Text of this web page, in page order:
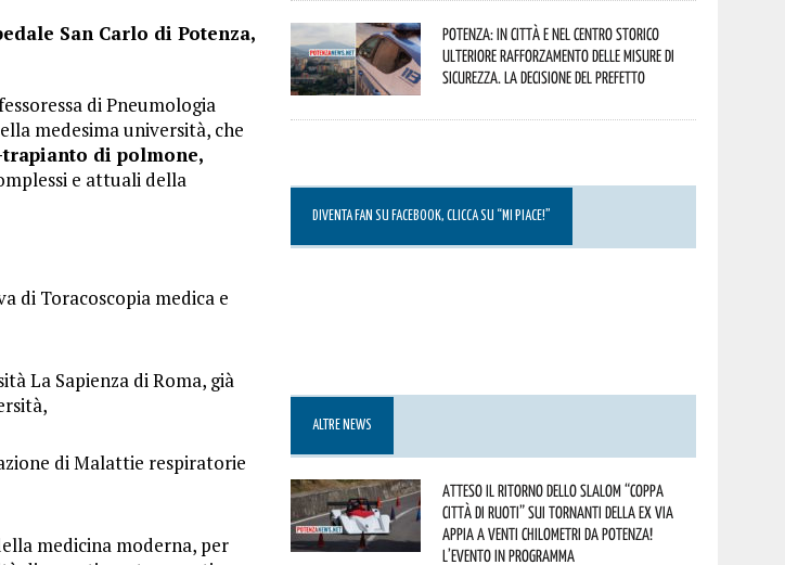
San Carlo di Potenza,
di Pneumologia
medesima università, che
di polmone,
e attuali della
di Toracoscopia medica e
La Sapienza di Roma, già
di Malattie respiratorie
medicina moderna, per
Potenza: in città e nel centro storico
ulteriore rafforzamento delle misure di
sicurezza. La decisione del Prefetto
DIVENTA FAN SU FACEBOOK, CLICCA SU “MI PIACE!”
ALTRE NEWS
Atteso il ritorno dello slalom “Coppa
Città di Ruoti” sui tornanti della ex via
Appia a venti chilometri da Potenza!
L’evento in programma